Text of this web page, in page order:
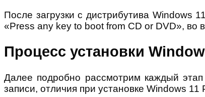
После загрузки с дистрибутива Windows
«Press any key to boot from CD or DVD»,
Процесс установки
Далее подробно рассмотрим каждый
записи, отличия при установке Windows 11